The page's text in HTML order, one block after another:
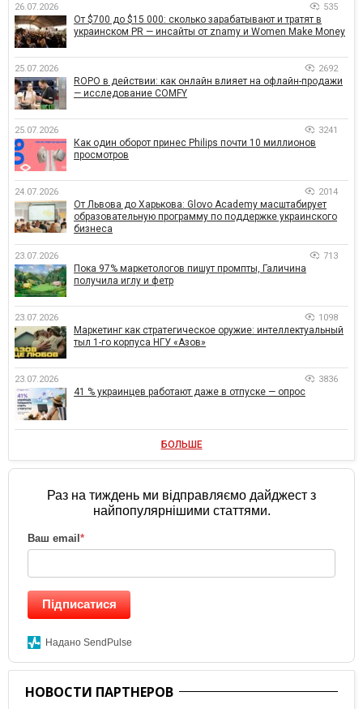
26.07.2026 535
От $700 до $15 000: сколько зарабатывают и тратят в
украинском PR — инсайты от znamy и Women Make Money
25.07.2026 2692
ROPO в действии: как онлайн влияет на офлайн-продажи
— исследование COMFY
25.07.2026 3241
Как один оборот принес Philips почти 10 миллионов
просмотров
24.07.2026 2014
От Львова до Харькова: Glovo Academy масштабирует
образовательную программу по поддержке украинского
бизнеса
23.07.2026 713
Пока 97% маркетологов пишут промпты, Галичина
получила иглу и фетр
23.07.2026 1098
Маркетинг как стратегическое оружие: интеллектуальный
тыл 1-го корпуса НГУ «Азов»
23.07.2026 3836
41 % украинцев работают даже в отпуске — опрос
БОЛЬШЕ
Раз на тиждень ми відправляємо дайджест з
найпопулярнішими статтями.
Ваш email*
Підписатися
Надано SendPulse
НОВОСТИ ПАРТНЕРОВ